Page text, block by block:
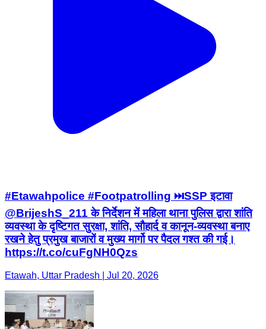
#Etawahpolice #Footpatrolling ⏭️SSP इटावा
@BrijeshS_211 के निर्देशन में महिला थाना पुलिस द्वारा शांति
व्यवस्था के दृष्टिगत सुरक्षा, शांति, सौहार्द व कानून-व्यवस्था बनाए
रखने हेतु प्रमुख बाजारों व मुख्य मार्गो पर पैदल गश्त की गई।
https://t.co/cuFgNH0Qzs
Etawah, Uttar Pradesh | Jul 20, 2026